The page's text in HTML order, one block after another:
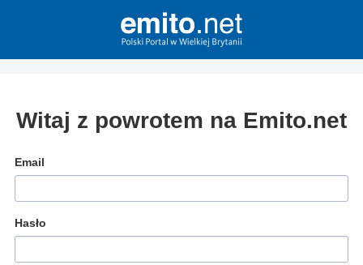
Witaj z powrotem na Emito.net
Email
Hasło